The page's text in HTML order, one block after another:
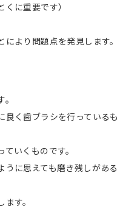
に重要です）
より問題点を発見します。
く歯ブラシを行っているも
いくものです。
に思えても磨き残しがある
す。